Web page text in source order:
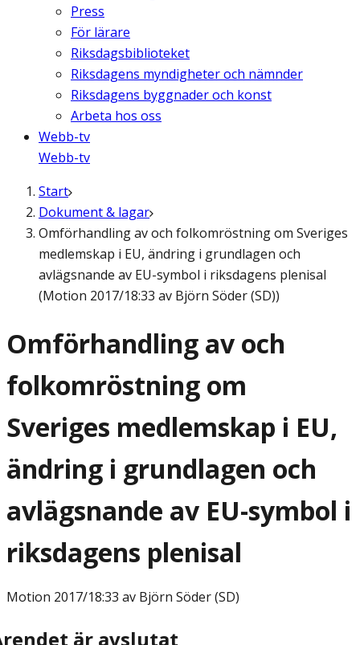
Press
För lärare
Riksdagsbiblioteket
Riksdagens myndigheter och nämnder
Riksdagens byggnader och konst
Arbeta hos oss
Webb-tv
Webb-tv
Start
Dokument & lagar
Omförhandling av och folkomröstning om Sveriges
medlemskap i EU, ändring i grundlagen och
avlägsnande av EU-symbol i riksdagens plenisal
(Motion 2017/18:33 av Björn Söder (SD))
Omförhandling av och
folkomröstning om
Sveriges medlemskap i EU,
ändring i grundlagen och
avlägsnande av EU-symbol i
riksdagens plenisal
Motion 2017/18:33 av Björn Söder (SD)
är avslutat